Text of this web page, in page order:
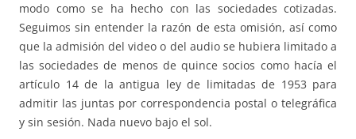
modo como se ha hecho con las sociedades cotizadas.
Seguimos sin entender la razón de esta omisión, así como
que la admisión del video o del audio se hubiera limitado a
las sociedades de menos de quince socios como hacía el
artículo 14 de la antigua ley de limitadas de 1953 para
admitir las juntas por correspondencia postal o telegráfica
y sin sesión. Nada nuevo bajo el sol.